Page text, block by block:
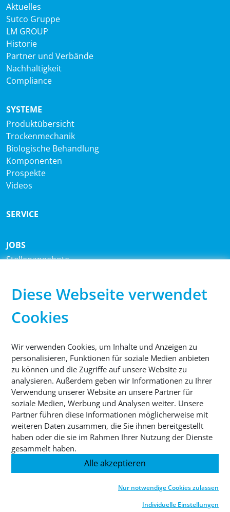
Diese Webseite verwendet
Cookies
Wir verwenden Cookies, um Inhalte und Anzeigen zu
personalisieren, Funktionen für soziale Medien anbieten
zu können und die Zugriffe auf unsere Website zu
analysieren. Außerdem geben wir Informationen zu Ihrer
Verwendung unserer Website an unsere Partner für
soziale Medien, Werbung und Analysen weiter. Unsere
Partner führen diese Informationen möglicherweise mit
weiteren Daten zusammen, die Sie ihnen bereitgestellt
haben oder die sie im Rahmen Ihrer Nutzung der Dienste
gesammelt haben.
Alle akzeptieren
Nur notwendige Cookies zulassen
Individuelle Einstellungen
Aktuelles
Sutco Gruppe
LM GROUP
Historie
Partner und Verbände
Nachhaltigkeit
Compliance
SYSTEME
Produktübersicht
Trockenmechanik
Biologische Behandlung
Komponenten
Prospekte
Videos
SERVICE
JOBS
Stellenangebote
HAUPTSITZ
Sutco®RecyclingTechnik GmbH
51465 Bergisch Gladbach
Deutschland
TELEFON
+49 2202 2005 01
© 2026 Sutco RecyclingTechnik GmbH